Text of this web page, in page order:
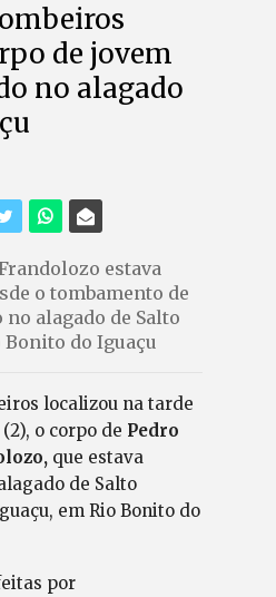
de jovem
no alagado
estava
o tombamento de
alagado de Salto
Bonito do Iguaçu
localizou na tarde
o corpo de Pedro
que estava
de Salto
em Rio Bonito do
por